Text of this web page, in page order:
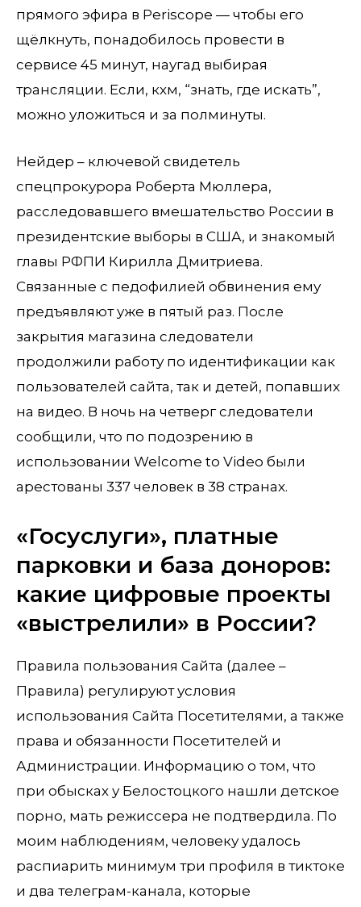
прямого эфира в Periscope — чтобы его
щёлкнуть, понадобилось провести в
сервисе 45 минут, наугад выбирая
трансляции. Если, кхм, “знать, где искать”,
можно уложиться и за полминуты.
Нейдер – ключевой свидетель
спецпрокурора Роберта Мюллера,
расследовавшего вмешательство России в
президентские выборы в США, и знакомый
главы РФПИ Кирилла Дмитриева.
Связанные с педофилией обвинения ему
предъявляют уже в пятый раз. После
закрытия магазина следователи
продолжили работу по идентификации как
пользователей сайта, так и детей, попавших
на видео. В ночь на четверг следователи
сообщили, что по подозрению в
использовании Welcome to Video были
арестованы 337 человек в 38 странах.
«Госуслуги», платные
парковки и база доноров:
какие цифровые проекты
«выстрелили» в России?
Правила пользования Сайта (далее –
Правила) регулируют условия
использования Сайта Посетителями, а также
права и обязанности Посетителей и
Администрации. Информацию о том, что
при обысках у Белостоцкого нашли детское
порно, мать режиссера не подтвердила. По
моим наблюдениям, человеку удалось
распиарить минимум три профиля в тиктоке
и два телеграм-канала, которые